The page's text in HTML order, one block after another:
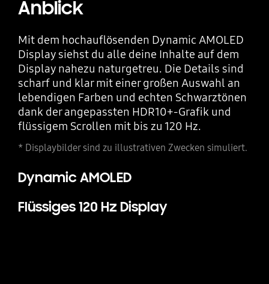
Anblick
Mit dem hochauflösenden Dynamic AMOLED
Display siehst du alle deine Inhalte auf dem
Display nahezu naturgetreu. Die Details sind
scharf und klar mit einer großen Auswahl an
lebendigen Farben und echten Schwarztönen
dank der angepassten HDR10+-Grafik und
flüssigem Scrollen mit bis zu 120 Hz.
* Displaybilder sind zu illustrativen Zwecken simuliert.
Dynamic AMOLED
Flüssiges 120 Hz Display